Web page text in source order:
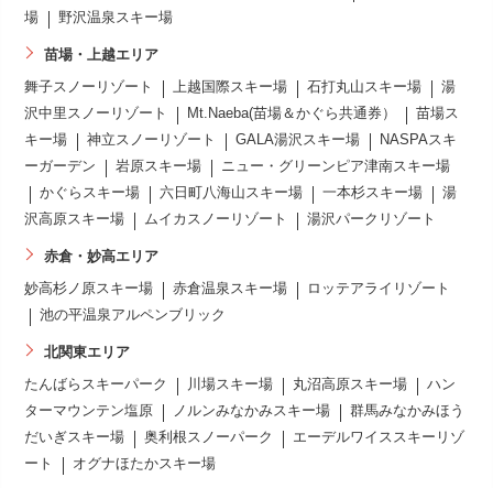
場
野沢温泉スキー場
苗場・上越エリア
舞子スノーリゾート 上越国際スキー場 石打丸山スキー場
湯
沢中里スノーリゾート
Mt.Naeba(苗場＆かぐら共通券）
苗場ス
キー場
神立スノーリゾート GALA湯沢スキー場
NASPAスキ
ーガーデン
岩原スキー場
ニュー・グリーンピア津南スキー場
かぐらスキー場
六日町八海山スキー場 一本杉スキー場
湯
沢高原スキー場
ムイカスノーリゾート 湯沢パークリゾート
赤倉・妙高エリア
妙高杉ノ原スキー場 赤倉温泉スキー場
ロッテアライリゾート
池の平温泉アルペンブリック
北関東エリア
たんばらスキーパーク 川場スキー場 丸沼高原スキー場
ハン
ターマウンテン塩原
ノルンみなかみスキー場
群馬みなかみほう
だいぎスキー場
奥利根スノーパーク
エーデルワイススキーリゾ
ート
オグナほたかスキー場